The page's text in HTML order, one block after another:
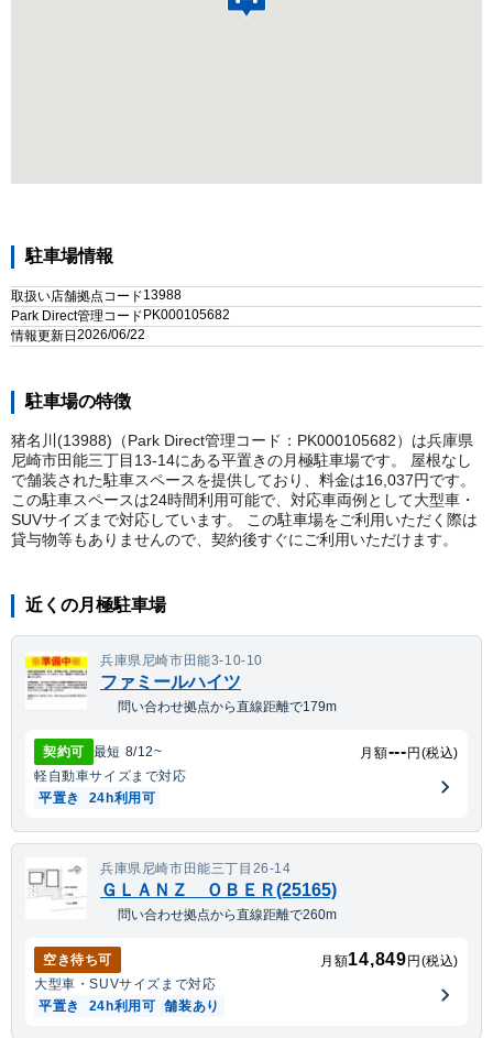
駐車場情報
取扱い店舗拠点コード13988
Park Direct管理コード PK000105682
情報更新日 2026/06/22
駐車場の特徴
猪名川(13988)（Park Direct管理コード：PK000105682）は兵庫県
尼崎市田能三丁目13-14にある平置きの月極駐車場です。 屋根なし
で舗装された駐車スペースを提供しており、料金は16,037円です。
この駐車スペースは24時間利用可能で、対応車両例として大型車・
SUVサイズまで対応しています。 この駐車場をご利用いただく際は
貸与物等もありませんので、契約後すぐにご利用いただけます。
近くの月極駐車場
兵庫県尼崎市田能3-10-10
ファミールハイツ
問い合わせ拠点から直線距離で179m
契約可 最短 8/12~ 月額--- 円(税込)
軽自動車サイズまで対応
平置き
24h利用可
兵庫県尼崎市田能三丁目26-14
ＧＬＡＮＺ ＯＢＥＲ(25165)
問い合わせ拠点から直線距離で260m
空き待ち可 月額14,849 円(税込)
大型車・SUVサイズまで対応
平置き
24h利用可 舗装あり